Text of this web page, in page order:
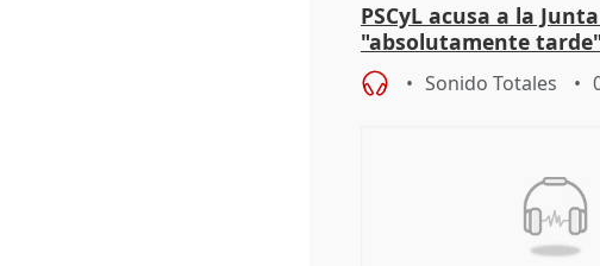
PSCyL acusa a la
"absolutamente
problemas como
Sonido Totales